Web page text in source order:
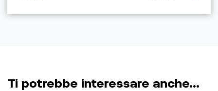
Ti potrebbe interessare anche...